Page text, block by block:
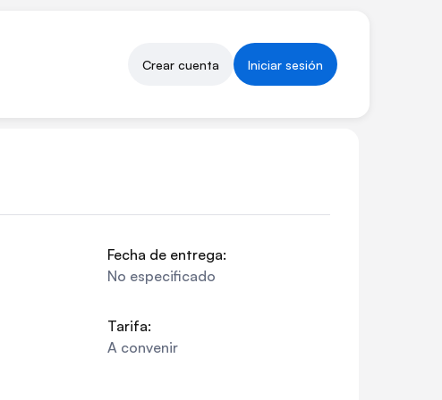
Crear cuenta Iniciar sesión
Fecha de entrega:
No especificado
Tarifa:
A convenir